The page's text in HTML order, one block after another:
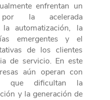
enfrentan un
la acelerada
automatización, la
emergentes y el
de los clientes
de servicio. En este
aún operan con
que dificultan la
y la generación de